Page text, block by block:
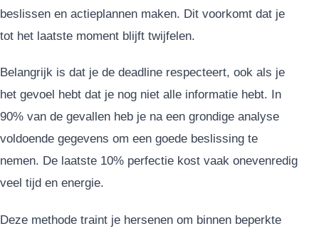
beslissen en actieplannen maken. Dit voorkomt dat je
tot het laatste moment blijft twijfelen.
Belangrijk is dat je de deadline respecteert, ook als je
het gevoel hebt dat je nog niet alle informatie hebt. In
90% van de gevallen heb je na een grondige analyse
voldoende gegevens om een goede beslissing te
nemen. De laatste 10% perfectie kost vaak onevenredig
veel tijd en energie.
Deze methode traint je hersenen om binnen beperkte